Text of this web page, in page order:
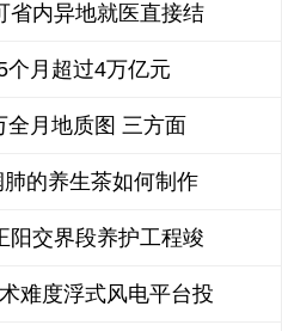
省内异地就医直接结
个月超过4万亿元
全月地质图 三方面
的养生茶如何制作
阳交界段养护工程竣
难度浮式风电平台投